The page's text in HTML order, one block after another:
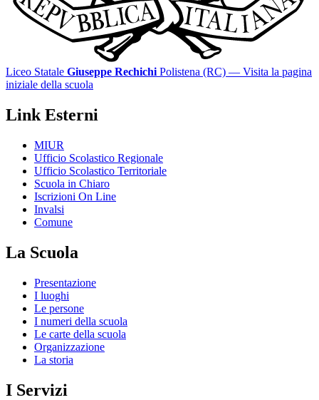
Liceo Statale Giuseppe Rechichi Polistena (RC) — Visita la pagina
iniziale della scuola
Link Esterni
MIUR
Ufficio Scolastico Regionale
Ufficio Scolastico Territoriale
Scuola in Chiaro
Iscrizioni On Line
Invalsi
Comune
La Scuola
Presentazione
I luoghi
Le persone
I numeri della scuola
Le carte della scuola
Organizzazione
La storia
I Servizi